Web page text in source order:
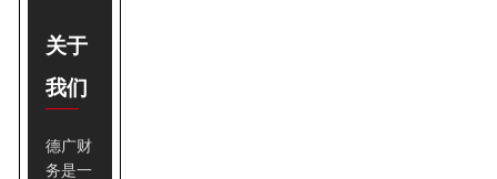
关于
我们
德广财
务是一